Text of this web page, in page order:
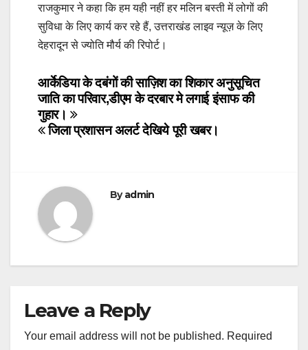
राजकुमार ने कहा कि हम यही नहीं हर मलिन बस्ती में लोगों की
सुविधा के लिए कार्य कर रहे हैं, उत्तराखंड लाइव न्यूज़ के लिए
देहरादून से ज्योति मौर्य की रिपोर्ट।
Post
navigation
आर्केडिया के दबंगों की साज़िश का शिकार अनुसूचित
जाति का परिवार,डीएम के दरबार मे लगाई इंसाफ की
गुहार।
जिला प्रशासन अलर्ट देखिये पूरी खबर।
Byadmin
Leave a Reply
Your email address will not be published. Required